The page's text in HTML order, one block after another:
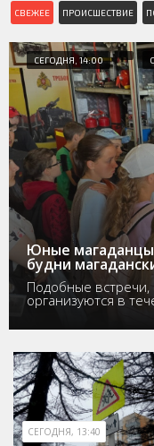
СВЕЖЕЕ ПРОИСШЕСТВИЕ
СЕГОДНЯ, 14:00
Юные
будни
Подобные
организуются в
СЕГОДНЯ, 13:40